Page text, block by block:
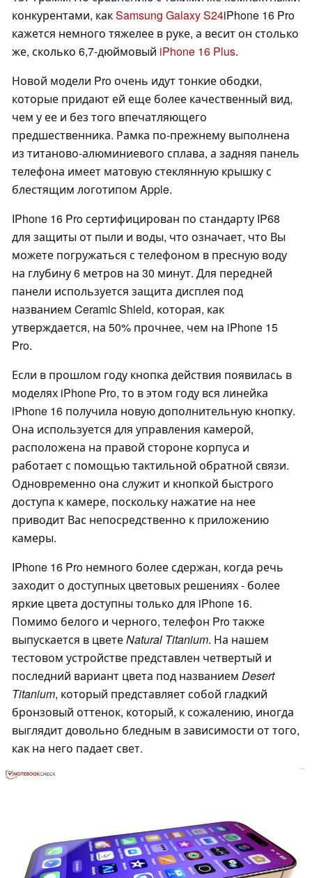
конкурентами, какSamsung Galaxy S24iPhone 16 Pro
кажется немного тяжелее в руке, а весит он столько
же, сколько 6,7-дюймовый iPhone 16 Plus.
Новой модели Pro очень идут тонкие ободки,
которые придают ей еще более качественный вид,
чем у ее и без того впечатляющего
предшественника. Рамка по-прежнему выполнена
из титаново-алюминиевого сплава, а задняя панель
телефона имеет матовую стеклянную крышку с
блестящим логотипом Apple.
IPhone 16 Pro сертифицирован по стандарту IP68
для защиты от пыли и воды, что означает, что Вы
можете погружаться с телефоном в пресную воду
на глубину 6 метров на 30 минут. Для передней
панели используется защита дисплея под
названием Ceramic Shield, которая, как
утверждается, на 50% прочнее, чем на iPhone 15
Pro.
Если в прошлом году кнопка действия появилась в
моделях iPhone Pro, то в этом году вся линейка
iPhone 16 получила новую дополнительную кнопку.
Она используется для управления камерой,
расположена на правой стороне корпуса и
работает с помощью тактильной обратной связи.
Одновременно она служит и кнопкой быстрого
доступа к камере, поскольку нажатие на нее
приводит Вас непосредственно к приложению
камеры.
IPhone 16 Pro немного более сдержан, когда речь
заходит о доступных цветовых решениях - более
яркие цвета доступны только для iPhone 16.
Помимо белого и черного, телефон Pro также
выпускается в цветеNatural Titanium. На нашем
тестовом устройстве представлен четвертый и
последний вариант цвета под названием Desert
Titanium, который представляет собой гладкий
бронзовый оттенок, который, к сожалению, иногда
выглядит довольно бледным в зависимости от того,
как на него падает свет.